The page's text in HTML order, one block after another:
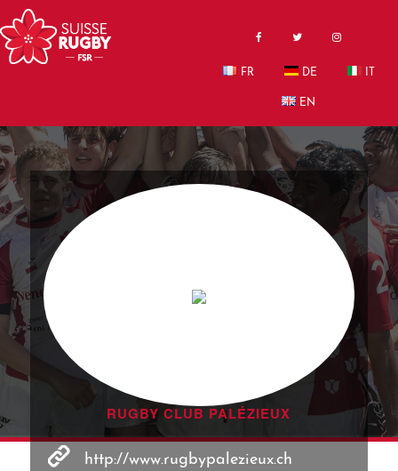
FR DE
EN
RUGBY CLUB PALÉZIEUX
http://www.rugbypalezieux.ch